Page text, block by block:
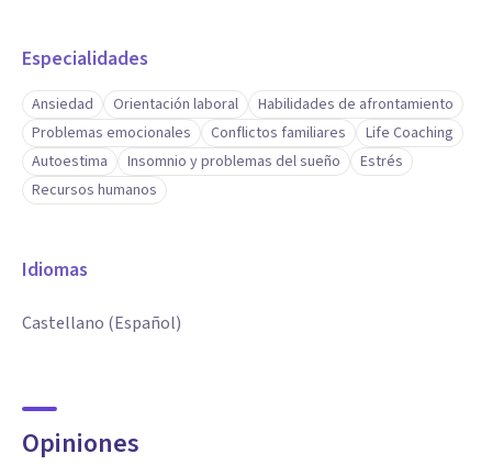
Especialidades
Ansiedad Orientación laboral
Habilidades de afrontamiento
Problemas emocionales
Conflictos familiares
Life Coaching
Autoestima
Insomnio y problemas del sueño
Estrés
Recursos humanos
Idiomas
Castellano (Español)
Opiniones